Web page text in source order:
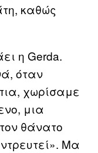
καθώς
η Gerda.
όταν
χωρίσαμε
μια
θάνατο
Μα